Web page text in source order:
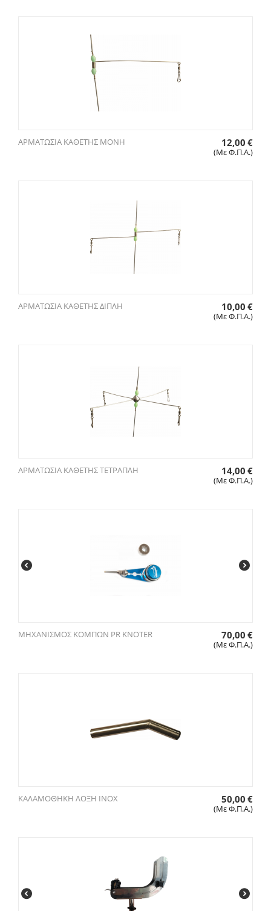
ΑΡΜΑΤΩΣΙΑ ΚΑΘΕΤΗΣ ΜΟΝΗ 12,00 €
(Με Φ.Π.Α.)
ΑΡΜΑΤΩΣΙΑ ΚΑΘΕΤΗΣ ΔΙΠΛΗ 10,00 €
(Με Φ.Π.Α.)
ΑΡΜΑΤΩΣΙΑ ΚΑΘΕΤΗΣ ΤΕΤΡΑΠΛΗ 14,00 €
(Με Φ.Π.Α.)
ΜΗΧΑΝΙΣΜΟΣ ΚΟΜΠΩΝ PR KNOTER 70,00 €
(Με Φ.Π.Α.)
ΚΑΛΑΜΟΘΗΚΗ ΛΟΞΗ ΙΝΟΧ 50,00 €
(Με Φ.Π.Α.)